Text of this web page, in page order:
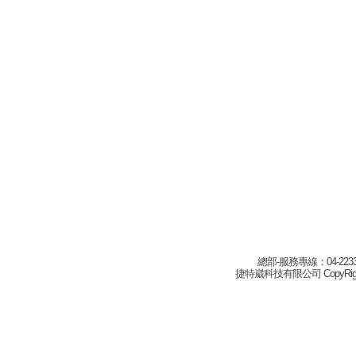
總部-服務專線：04-
捷特崴科技有限公司